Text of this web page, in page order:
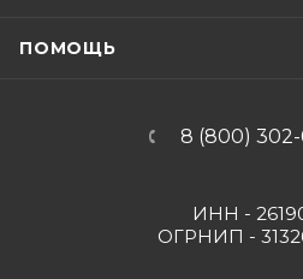
ПОМОЩЬ
8 (800)
ИНН -
ОГРНИП -